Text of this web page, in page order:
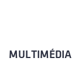
MULTIMÉDIA